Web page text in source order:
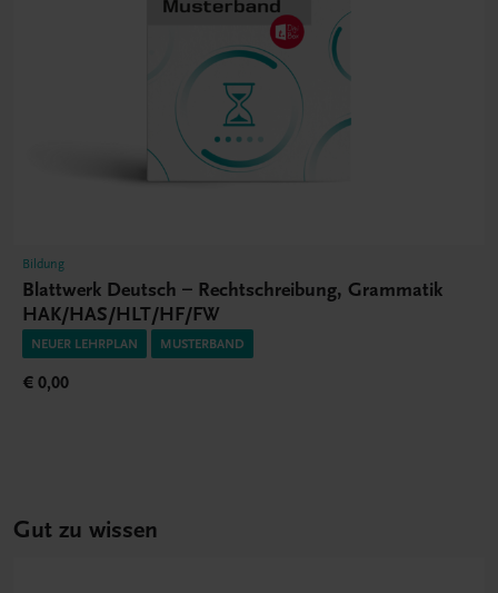
Bildung
Blattwerk Deutsch – Rechtschreibung, Grammatik
HAK/HAS/HLT/HF/FW
NEUER LEHRPLAN MUSTERBAND
€ 0,00
Gut zu wissen